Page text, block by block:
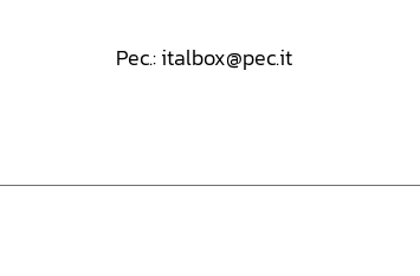
Pec.:italbox@pec.it